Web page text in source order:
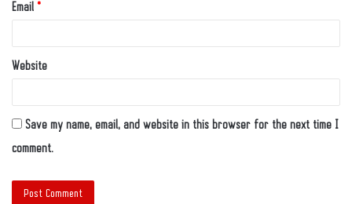
Email *
Website
Save my name, email, and website in this browser for the next time I
comment.